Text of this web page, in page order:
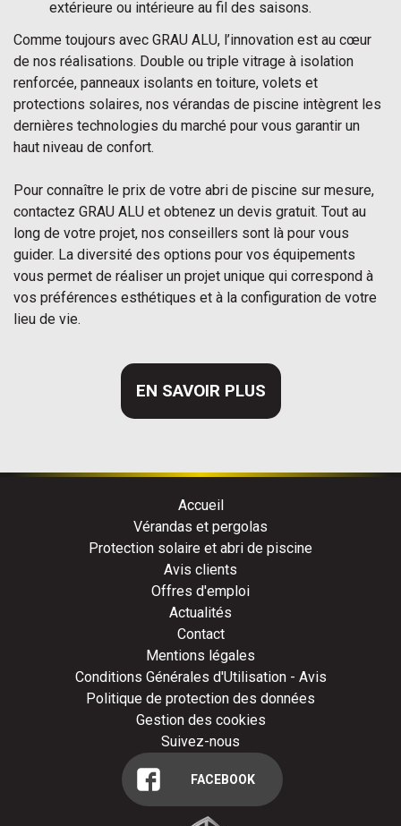
extérieure ou intérieure au fil des saisons.
Comme toujours avec GRAU ALU, l’innovation est au cœur
de nos réalisations. Double ou triple vitrage à isolation
renforcée, panneaux isolants en toiture, volets et
protections solaires, nos vérandas de piscine intègrent les
dernières technologies du marché pour vous garantir un
haut niveau de confort.
Pour connaître le prix de votre abri de piscine sur mesure,
contactez GRAU ALU et obtenez un devis gratuit. Tout au
long de votre projet, nos conseillers sont là pour vous
guider. La diversité des options pour vos équipements
vous permet de réaliser un projet unique qui correspond à
vos préférences esthétiques et à la configuration de votre
lieu de vie.
EN SAVOIR PLUS
Accueil
Vérandas et pergolas
Protection solaire et abri de piscine
Avis clients
Offres d'emploi
Actualités
Contact
Mentions légales
Conditions Générales d'Utilisation - Avis
Politique de protection des données
Gestion des cookies
Suivez-nous
FACEBOOK